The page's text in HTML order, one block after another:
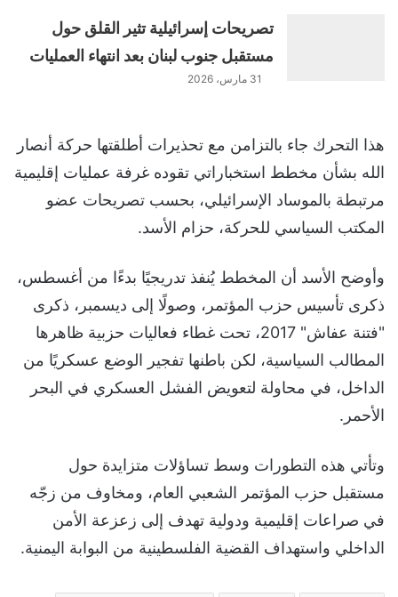
تصريحات إسرائيلية تثير القلق حول
مستقبل جنوب لبنان بعد انتهاء العمليات
31 مارس، 2026
هذا التحرك جاء بالتزامن مع تحذيرات أطلقتها حركة أنصار
الله بشأن مخطط استخباراتي تقوده غرفة عمليات إقليمية
مرتبطة بالموساد الإسرائيلي، بحسب تصريحات عضو
المكتب السياسي للحركة، حزام الأسد.
وأوضح الأسد أن المخطط يُنفذ تدريجيًا بدءًا من أغسطس،
ذكرى تأسيس حزب المؤتمر، وصولًا إلى ديسمبر، ذكرى
"فتنة عفاش" 2017، تحت غطاء فعاليات حزبية ظاهرها
المطالب السياسية، لكن باطنها تفجير الوضع عسكريًا من
الداخل، في محاولة لتعويض الفشل العسكري في البحر
الأحمر.
وتأتي هذه التطورات وسط تساؤلات متزايدة حول
مستقبل حزب المؤتمر الشعبي العام، ومخاوف من زجّه
في صراعات إقليمية ودولية تهدف إلى زعزعة الأمن
الداخلي واستهداف القضية الفلسطينية من البوابة اليمنية.